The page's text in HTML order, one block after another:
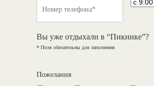
Вы уже отдыхали в “Пикнике”?
* Поля обязательны для заполнения
Пожелания